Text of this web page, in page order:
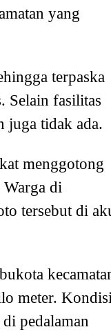
yang
terpaska
Selain fasilitas
juga tidak ada.
menggotong
di
tersebut di
meter.
pedalaman